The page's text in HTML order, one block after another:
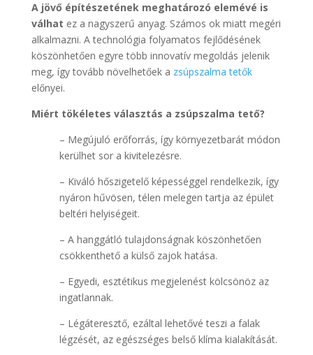
A jövő építészetének meghatározó elemévé is
válhat ez a nagyszerű anyag. Számos ok miatt megéri
alkalmazni. A technológia folyamatos fejlődésének
köszönhetően egyre több innovatív megoldás jelenik
meg, így tovább növelhetőek a zsúpszalma tetők
előnyei.
Miért tökéletes választás a zsúpszalma tető?
– Megújuló erőforrás, így környezetbarát módon
kerülhet sor a kivitelezésre.
– Kiváló hőszigetelő képességgel rendelkezik, így
nyáron hűvösen, télen melegen tartja az épület
beltéri helyiségeit.
– A hanggátló tulajdonságnak köszönhetően
csökkenthető a külső zajok hatása.
– Egyedi, esztétikus megjelenést kölcsönöz az
ingatlannak.
– Légáteresztő, ezáltal lehetővé teszi a falak
légzését, az egészséges belső klíma kialakítását.